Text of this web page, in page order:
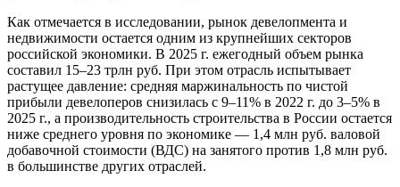
Как отмечается в исследовании, рынок девелопмента и
недвижимости остается одним из крупнейших секторов
российской экономики. В 2025 г. ежегодный объем рынка
составил 15–23 трлн руб. При этом отрасль испытывает
растущее давление: средняя маржинальность по чистой
прибыли девелоперов снизилась с 9–11% в 2022 г. до 3–5% в
2025 г., а производительность строительства в России остается
ниже среднего уровня по экономике — 1,4 млн руб. валовой
добавочной стоимости (ВДС) на занятого против 1,8 млн руб.
в большинстве других отраслей.